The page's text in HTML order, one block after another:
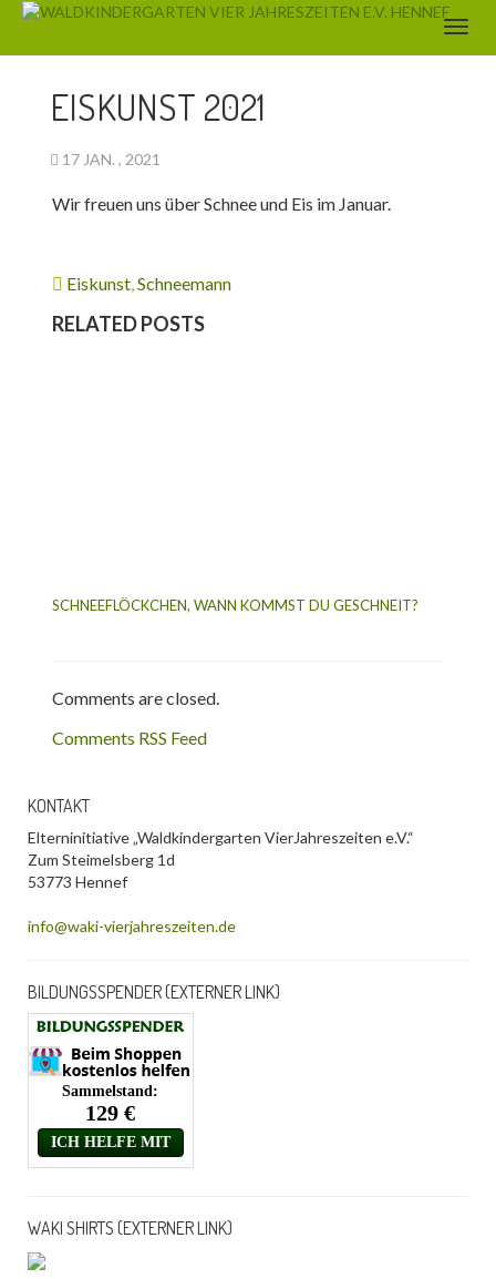
EISKUNST 2021
17 JAN. , 2021
Wir freuen uns über Schnee und Eis im Januar.
Eiskunst,Schneemann
RELATED POSTS
SCHNEEFLÖCKCHEN, WANN KOMMST DU GESCHNEIT?
Comments are closed.
Comments RSS Feed
KONTAKT
Elterninitiative „Waldkindergarten VierJahreszeiten e.V.“
Zum Steimelsberg 1d
53773 Hennef
info@waki-vierjahreszeiten.de
BILDUNGSSPENDER (EXTERNER LINK)
WAKI SHIRTS (EXTERNER LINK)